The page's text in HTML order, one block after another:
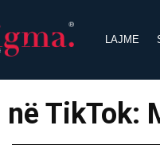
LAJME
në TikTok: